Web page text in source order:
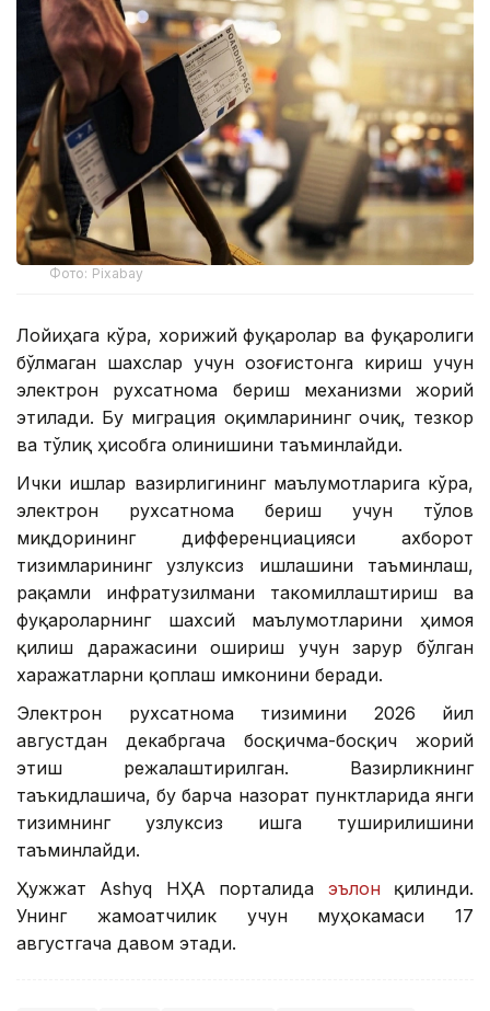
Фото: Pixabay
Лойиҳага кўра, хорижий фуқаролар ва фуқаролиги
бўлмаган шахслар учун Қозоғистонга кириш учун
электрон рухсатнома бериш механизми жорий
этилади. Бу миграция оқимларининг очиқ, тезкор
ва тўлиқ ҳисобга олинишини таъминлайди.
Ички ишлар вазирлигининг маълумотларига кўра,
электрон рухсатнома бериш учун тўлов
миқдорининг дифференциацияси ахборот
тизимларининг узлуксиз ишлашини таъминлаш,
рақамли инфратузилмани такомиллаштириш ва
фуқароларнинг шахсий маълумотларини ҳимоя
қилиш даражасини ошириш учун зарур бўлган
харажатларни қоплаш имконини беради.
Электрон рухсатнома тизимини 2026 йил
августдан декабргача босқичма-босқич жорий
этиш режалаштирилган. Вазирликнинг
таъкидлашича, бу барча назорат пунктларида янги
тизимнинг узлуксиз ишга туширилишини
таъминлайди.
Ҳужжат Ashyq НҲА порталида эълонқилинди.
Унинг жамоатчилик учун муҳокамаси 17
августгача давом этади.